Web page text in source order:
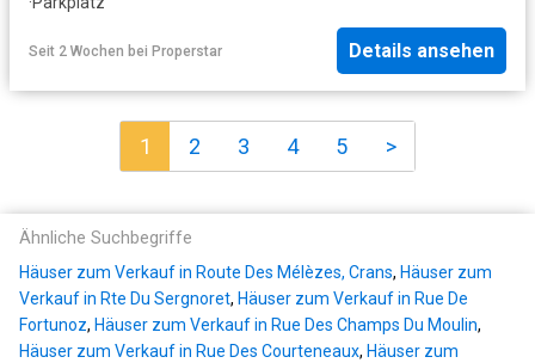
Seit 2 Wochen bei Properstar Details ansehen
1 2 3 4 5 >
Ähnliche Suchbegriffe
Häuser zum Verkauf in Route Des Mélèzes, Crans, Häuser zum
Verkauf in Rte Du Sergnoret, Häuser zum Verkauf in Rue De
Fortunoz, Häuser zum Verkauf in Rue Des Champs Du Moulin,
Häuser zum Verkauf in Rue Des Courteneaux, Häuser zum